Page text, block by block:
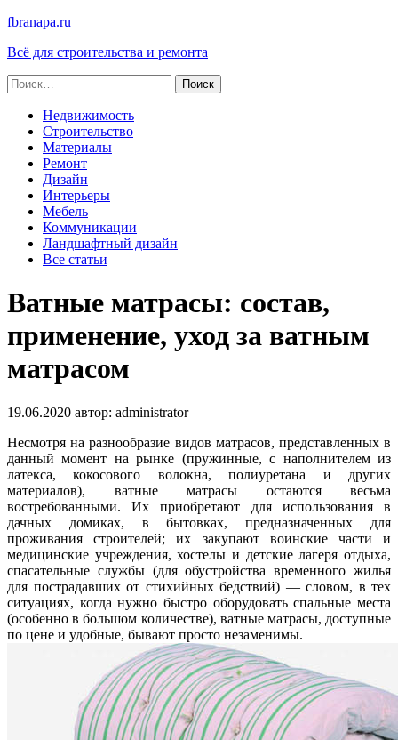
fbranapa.ru
Всё для строительства и ремонта
Найти:
Недвижимость
Строительство
Материалы
Ремонт
Дизайн
Интерьеры
Мебель
Коммуникации
Ландшафтный дизайн
Все статьи
Ватные матрасы: состав,
применение, уход за ватным
матрасом
19.06.2020 автор: administrator
Несмотря на разнообразие видов матрасов, представленных в
данный момент на рынке (пружинные, с наполнителем из
латекса, кокосового волокна, полиуретана и других
материалов), ватные матрасы остаются весьма
востребованными. Их приобретают для использования в
дачных домиках, в бытовках, предназначенных для
проживания строителей; их закупают воинские части и
медицинские учреждения, хостелы и детские лагеря отдыха,
спасательные службы (для обустройства временного жилья
для пострадавших от стихийных бедствий) — словом, в тех
ситуациях, когда нужно быстро оборудовать спальные места
(особенно в большом количестве), ватные матрасы, доступные
по цене и удобные, бывают просто незаменимы.